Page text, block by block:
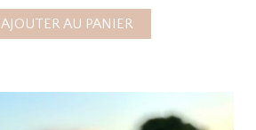
AJOUTER AU PANIER